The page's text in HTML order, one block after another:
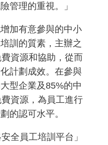
管理的重視。」
加有意參與的中小
訓的質素，主辦之
資源和協助，從而
計劃成效。在參與
型企業及85%的中
資源，為員工進行
的認可水平。
全員工培訓平台」